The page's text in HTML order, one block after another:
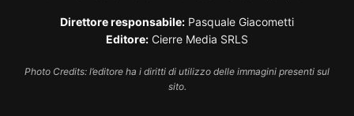
Direttore responsabile: Pasquale Giacometti
Editore: Cierre Media SRLS
Photo Credits: l’editore ha i diritti di utilizzo delle immagini presenti sul
sito.